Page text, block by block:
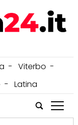
Viterbo
Latina
tap